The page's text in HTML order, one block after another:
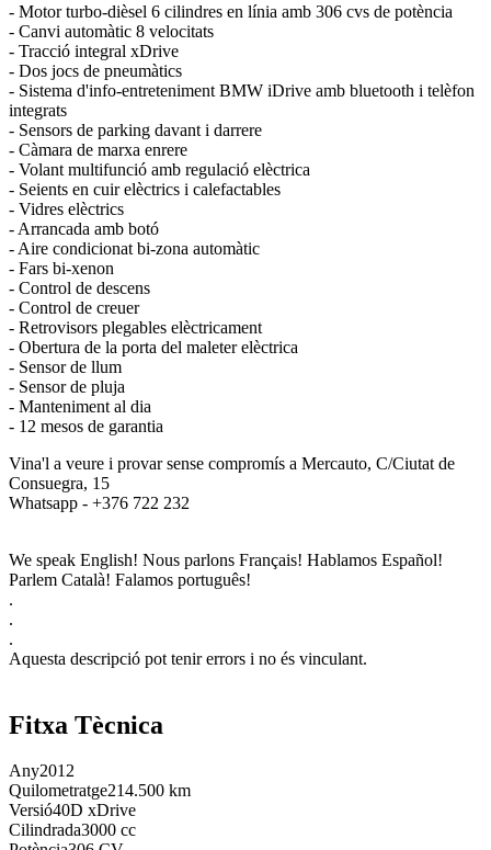
- Motor turbo-dièsel 6 cilindres en línia amb 306 cvs de potència
- Canvi automàtic 8 velocitats
- Tracció integral xDrive
- Dos jocs de pneumàtics
- Sistema d'info-entreteniment BMW iDrive amb bluetooth i telèfon
integrats
- Sensors de parking davant i darrere
- Càmara de marxa enrere
- Volant multifunció amb regulació elèctrica
- Seients en cuir elèctrics i calefactables
- Vidres elèctrics
- Arrancada amb botó
- Aire condicionat bi-zona automàtic
- Fars bi-xenon
- Control de descens
- Control de creuer
- Retrovisors plegables elèctricament
- Obertura de la porta del maleter elèctrica
- Sensor de llum
- Sensor de pluja
- Manteniment al dia
- 12 mesos de garantia
Vina'l a veure i provar sense compromís a Mercauto, C/Ciutat de
Consuegra, 15
Whatsapp - +376 722 232
We speak English! Nous parlons Français! Hablamos Español!
Parlem Català! Falamos português!
.
.
.
Aquesta descripció pot tenir errors i no és vinculant.
Fitxa Tècnica
Any2012
Quilometratge214.500 km
Versió40D xDrive
Cilindrada3000 cc